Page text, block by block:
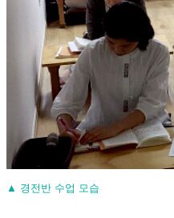
▲ 경전반 수업 모습